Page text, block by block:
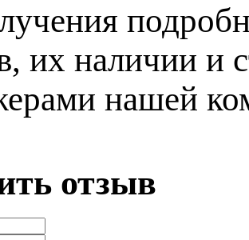
их нaличии и
нашей
отзыв